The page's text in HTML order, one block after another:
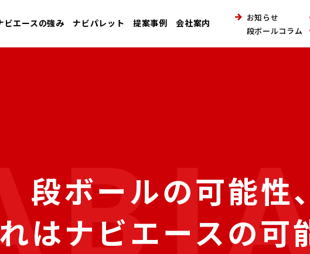
ビエースの強み ナビパレット 提案事例 会社案内
お知らせ
段ボールコラム
段ボールの可能性
はナビエースの可